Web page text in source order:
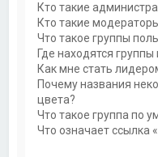
Кто такие
Кто такие
Что такое группы
Где находятся
Как мне стать
Почему названия
цвета?
Что такое группа по
Что означает ссылка